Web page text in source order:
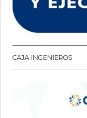
CAJA INGENIEROS